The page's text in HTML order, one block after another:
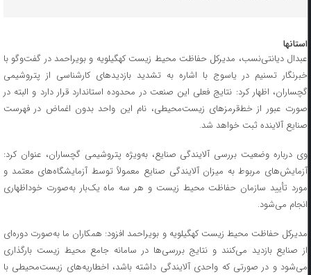
استانها
عبدال دیانتی‌نسب، مدیرکل حفاظت محیط زیست کهگیلویه و بویراحمد در گفت‌وگو با
خبرنگار تسنیم در یاسوج با اشاره به تشدید بازدیدهای کارشناسی از پتروشیمی
گچساران، اظهار کرد: نتایج فعلی این صنعت در محدوده استاندارد قرار دارد و البته در
صورت عبور از خط‌قرمزهای زیست‌محیطی، نام این واحد بدون اغماض در فهرست
صنایع آلاینده ثبت خواهد شد.
وی درباره وضعیت بررسی آلایندگی صنایع، به‌ویژه پتروشیمی گچساران، عنوان کرد:
آزمایش‌های مربوط به میزان آلایندگی صنایع معمولاً توسط آزمایشگاه‌های معتمد و
مورد تأیید سازمان حفاظت محیط زیست و هر سه ماه یک‌بار به‌صورت خوداظهاری
انجام می‌شود.
مدیرکل حفاظت محیط زیست کهگیلویه و بویراحمد افزود: همکاران ما به‌صورت دوره‌ای
از صنایع بازدید می‌کنند و نتایج بررسی‌ها در سامانه جامع محیط زیست بارگذاری
می‌شود و در صورتی که واحدی آلایندگی داشته باشد، اخطاریه‌های زیست‌محیطی با